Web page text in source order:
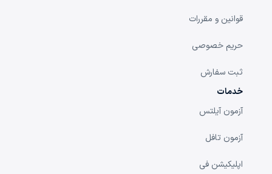
قوانین و مقررات
حریم خصوصی
ثبت سفارش
خدمات
آزمون آیلتس
آزمون تافل
اپلیکیشن فی